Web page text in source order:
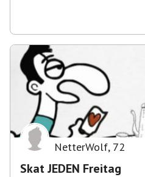
NetterWolf, 72
Skat JEDEN Freitag